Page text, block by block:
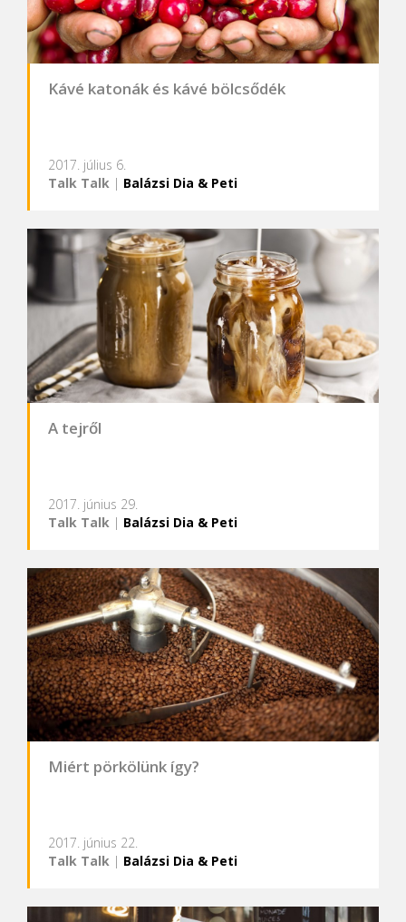
Kávé katonák és kávé bölcsődék
2017. július 6.
Talk Talk | Balázsi Dia & Peti
A tejről
2017. június 29.
Talk Talk | Balázsi Dia & Peti
Miért pörkölünk így?
2017. június 22.
Talk Talk | Balázsi Dia & Peti